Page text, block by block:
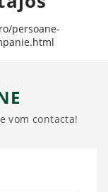
persoane-
vom contacta!